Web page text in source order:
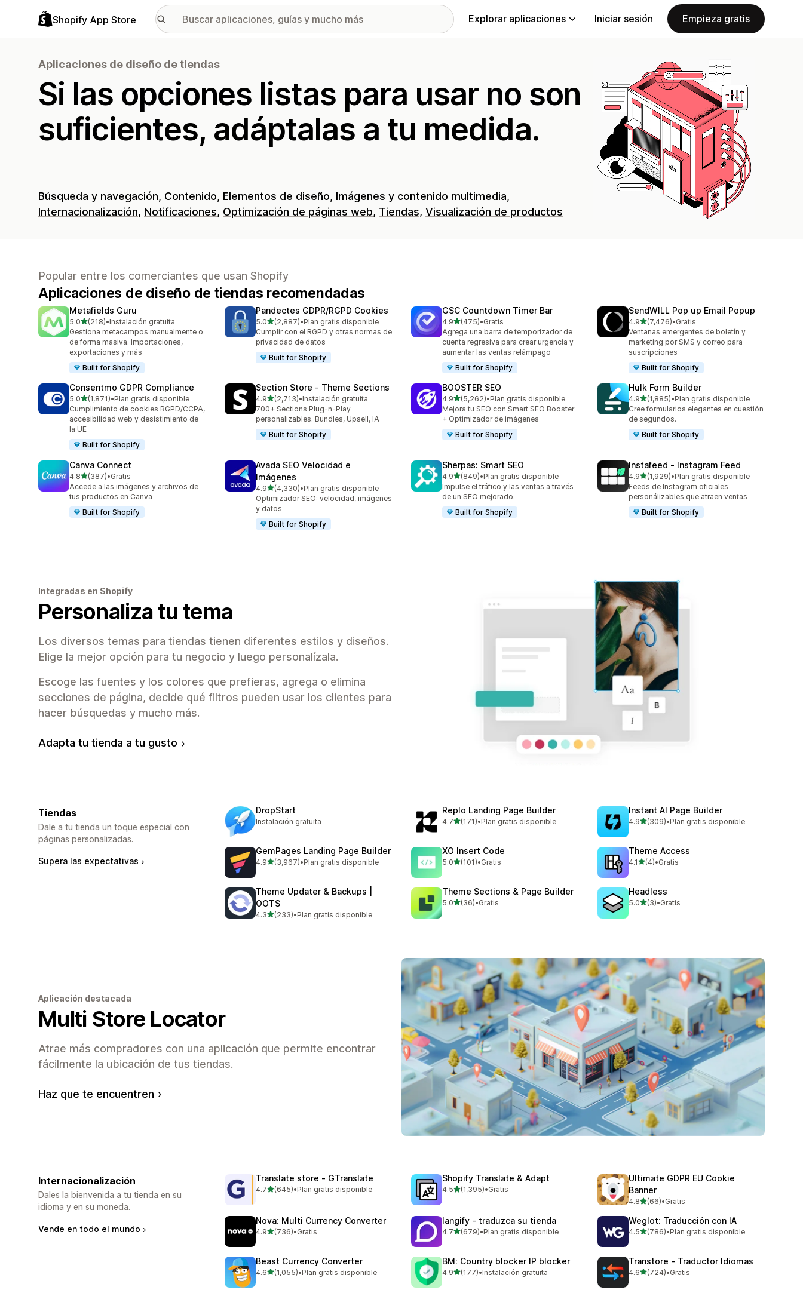
Shopify App Store Explorar aplicaciones Iniciar sesión Empieza gratis
Aplicaciones de diseño de tiendas
Si las opciones listas para usar no son
suficientes, adáptalas a tu medida.
Búsqueda y navegación Contenido Elementos de diseño Imágenes y contenido multimedia
Internacionalización Notificaciones Optimización de páginas web Tiendas Visualización de productos
Popular entre los comerciantes que usan Shopify
Aplicaciones de diseño de tiendas recomendadas
Metafields Guru
5.0de 5 estrellas
(218)
218 reseñas en total
•Instalación gratuita
Gestiona metacampos manualmente o
de forma masiva. Importaciones,
exportaciones y más
Built for Shopify
Pandectes GDPR/RGPD Cookies
5.0de 5 estrellas
(2,887)
2887 reseñas en total
•Plan gratis disponible
Cumplir con el RGPD y otras normas de
privacidad de datos
Built for Shopify
GSC Countdown Timer Bar
4.9de 5 estrellas
(475)
475 reseñas en total
•Gratis
Agrega una barra de temporizador de
cuenta regresiva para crear urgencia y
aumentar las ventas relámpago
Built for Shopify
SendWILL Pop up Email Popup
4.9de 5 estrellas
(7,476)
7476 reseñas en total
•Gratis
Ventanas emergentes de boletín y
marketing por SMS y correo para
suscripciones
Built for Shopify
Consentmo GDPR Compliance
5.0de 5 estrellas
(1,871)
1871 reseñas en total
•Plan gratis disponible
Cumplimiento de cookies RGPD/CCPA,
accesibilidad web y desistimiento de
la UE
Built for Shopify
Section Store ‑ Theme Sections
4.9de 5 estrellas
(2,713)
2713 reseñas en total
•Instalación gratuita
700+ Sections Plug-n-Play
personalizables. Bundles, Upsell, IA
Built for Shopify
BOOSTER SEO
4.9de 5 estrellas
(5,262)
5262 reseñas en total
•Plan gratis disponible
Mejora tu SEO con Smart SEO Booster
+ Optimizador de imágenes
Built for Shopify
Hulk Form Builder
4.9de 5 estrellas
(1,885)
1885 reseñas en total
•Plan gratis disponible
Cree formularios elegantes en cuestión
de segundos.
Built for Shopify
Canva Connect
4.8de 5 estrellas
(387)
387 reseñas en total
•Gratis
Accede a las imágenes y archivos de
tus productos en Canva
Built for Shopify
Avada SEO Velocidad e
Imágenes
4.9de 5 estrellas
(4,330)
4330 reseñas en total
•Plan gratis disponible
Optimizador SEO: velocidad, imágenes
y datos
Built for Shopify
Sherpas: Smart SEO
4.9de 5 estrellas
(849)
849 reseñas en total
•Plan gratis disponible
Impulse el tráfico y las ventas a través
de un SEO mejorado.
Built for Shopify
Instafeed ‑ Instagram Feed
4.9de 5 estrellas
(1,929)
1929 reseñas en total
•Plan gratis disponible
Feeds de Instagram oficiales
personálizables que atraen ventas
Built for Shopify
Integradas en Shopify
Personaliza tu tema
Los diversos temas para tiendas tienen diferentes estilos y diseños.
Elige la mejor opción para tu negocio y luego personalízala.
Escoge las fuentes y los colores que prefieras, agrega o elimina
secciones de página, decide qué filtros pueden usar los clientes para
hacer búsquedas y mucho más.
Adapta tu tienda a tu gusto
Tiendas
Dale a tu tienda un toque especial con
páginas personalizadas.
Supera las expectativas
DropStart
Instalación gratuita
Replo Landing Page Builder
4.7de 5 estrellas
(171)
171 reseñas en total
•Plan gratis disponible
Instant AI Page Builder
4.9de 5 estrellas
(309)
309 reseñas en total
•Plan gratis disponible
GemPages Landing Page Builder
4.9de 5 estrellas
(3,967)
3967 reseñas en total
•Plan gratis disponible
XO Insert Code
5.0de 5 estrellas
(101)
101 reseñas en total
•Gratis
Theme Access
4.1de 5 estrellas
(4)
4 reseñas en total
•Gratis
Theme Updater & Backups |
OOTS
4.3de 5 estrellas
(233)
233 reseñas en total
•Plan gratis disponible
Theme Sections & Page Builder
5.0de 5 estrellas
(36)
36 reseñas en total
•Gratis
Headless
5.0de 5 estrellas
(3)
3 reseñas en total
•Gratis
Aplicación destacada
Multi Store Locator
Atrae más compradores con una aplicación que permite encontrar
fácilmente la ubicación de tus tiendas.
Haz que te encuentren
Internacionalización
Dales la bienvenida a tu tienda en su
idioma y en su moneda.
Vende en todo el mundo
Translate store ‑ GTranslate
4.7de 5 estrellas
(645)
645 reseñas en total
•Plan gratis disponible
Shopify Translate & Adapt
4.5de 5 estrellas
(1,395)
1395 reseñas en total
•Gratis
Ultimate GDPR EU Cookie
Banner
4.8de 5 estrellas
(66)
66 reseñas en total
•Gratis
Nova: Multi Currency Converter
4.9de 5 estrellas
(736)
736 reseñas en total
•Gratis
langify ‑ traduzca su tienda
4.7de 5 estrellas
(679)
679 reseñas en total
•Plan gratis disponible
Weglot: Traducción con IA
4.5de 5 estrellas
(786)
786 reseñas en total
•Plan gratis disponible
Beast Currency Converter
4.6de 5 estrellas
(1,055)
1055 reseñas en total
•Plan gratis disponible
BM: Country blocker IP blocker
4.9de 5 estrellas
(177)
177 reseñas en total
•Instalación gratuita
Transtore ‑ Traductor Idiomas
4.6de 5 estrellas
(724)
724 reseñas en total
•Gratis